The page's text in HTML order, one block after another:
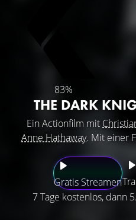
83%
THE DARK
Ein Actionfilm mit
Anne Hathaway. Mit einer
Gratis Streamen
7 Tage kostenlos, dann